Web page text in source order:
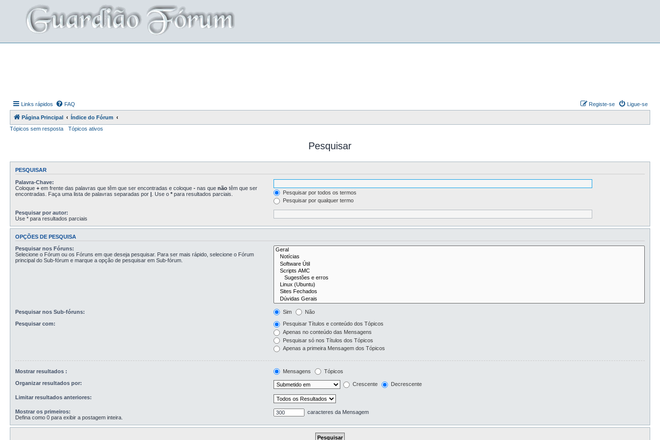
Links rápidos FAQ Ligue-se
Registe-se
Página Principal
Índice do Fórum
Tópicos sem resposta
Tópicos ativos
Pesquisar
PESQUISAR
Palavra-Chave:
Coloque + em frente das palavras que têm que ser encontradas e coloque - nas que não têm que ser
encontradas. Faça uma lista de palavras separadas por | . Use o * para resultados parciais.
Pesquisar por todos os termos
Pesquisar por qualquer termo
Pesquisar por autor:
Use * para resultados parciais
OPÇÕES DE PESQUISA
Pesquisar nos Fóruns:
Selecione o Fórum ou os Fóruns em que deseja pesquisar. Para ser mais rápido, selecione o Fórum
principal do Sub-fórum e marque a opção de pesquisar em Sub-fórum.
Pesquisar nos Sub-fóruns: Sim Não
Pesquisar com:
Pesquisar Títulos e conteúdo dos Tópicos
Apenas no conteúdo das Mensagens
Pesquisar só nos Títulos dos Tópicos
Apenas a primeira Mensagem dos Tópicos
Mostrar resultados : Mensagens Tópicos
Organizar resultados por: Crescente Decrescente
Limitar resultados anteriores:
Mostrar os primeiros:
Defina como 0 para exibir a postagem inteira.
caracteres da Mensagem